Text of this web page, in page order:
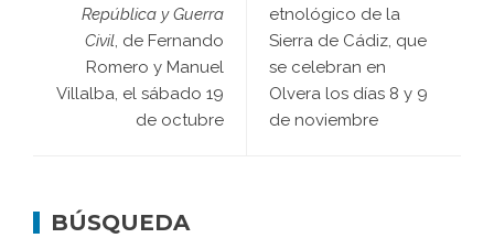
República y Guerra
Civil, de Fernando
Romero y Manuel
Villalba, el sábado 19
de octubre
etnológico de la
Sierra de Cádiz, que
se celebran en
Olvera los días 8 y 9
de noviembre
BÚSQUEDA